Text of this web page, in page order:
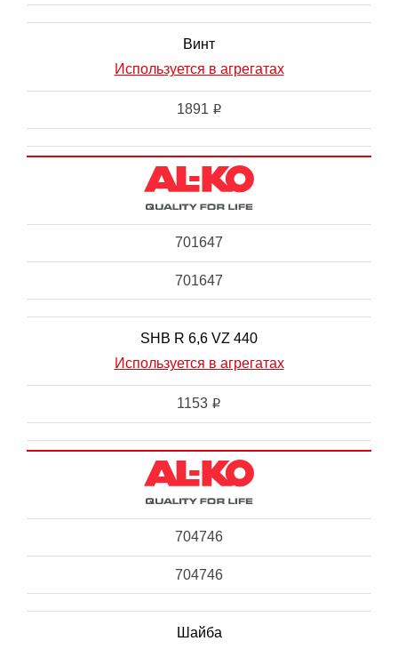
Винт
Используется в агрегатах
1891 i
701647
701647
SHB R 6,6 VZ 440
Используется в агрегатах
1153 i
704746
704746
Шайба